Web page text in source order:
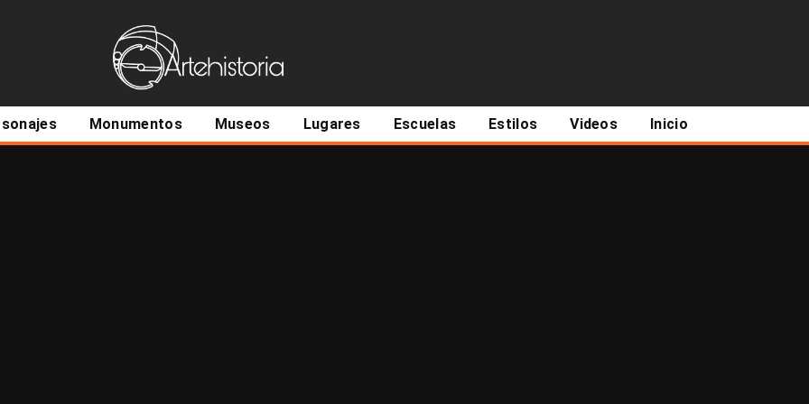
Monumentos Museos Lugares Escuelas Estilos Videos Inicio